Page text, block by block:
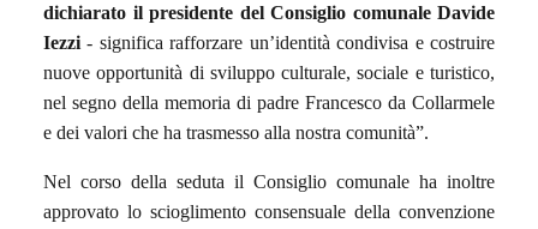
dichiarato il presidente del Consiglio comunale Davide
Iezzi - significa rafforzare un’identità condivisa e costruire
nuove opportunità di sviluppo culturale, sociale e turistico,
nel segno della memoria di padre Francesco da Collarmele
e dei valori che ha trasmesso alla nostra comunità”.
Nel corso della seduta il Consiglio comunale ha inoltre
approvato lo scioglimento consensuale della convenzione